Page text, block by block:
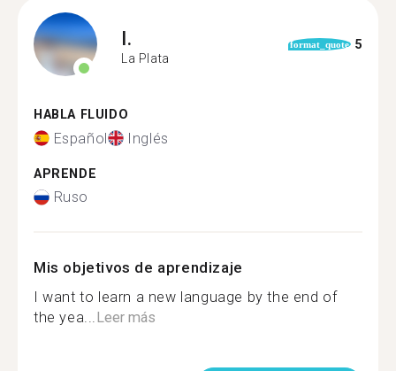
I.
La Plata
format_quote 5
HABLA FLUIDO
Español Inglés
APRENDE
Ruso
Mis objetivos de aprendizaje
I want to learn a new language by the end of
the yea...Leer más